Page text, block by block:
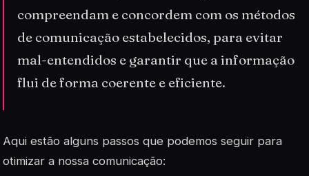
compreendam e concordem com os métodos
de comunicação estabelecidos, para evitar
mal-entendidos e garantir que a informação
flui de forma coerente e eficiente.
Aqui estão alguns passos que podemos seguir para
otimizar a nossa comunicação: